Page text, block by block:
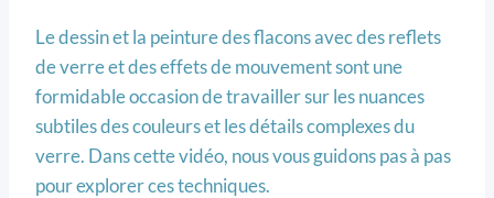
Le dessin et la peinture des flacons avec des reflets
de verre et des effets de mouvement sont une
formidable occasion de travailler sur les nuances
subtiles des couleurs et les détails complexes du
verre. Dans cette vidéo, nous vous guidons pas à pas
pour explorer ces techniques.